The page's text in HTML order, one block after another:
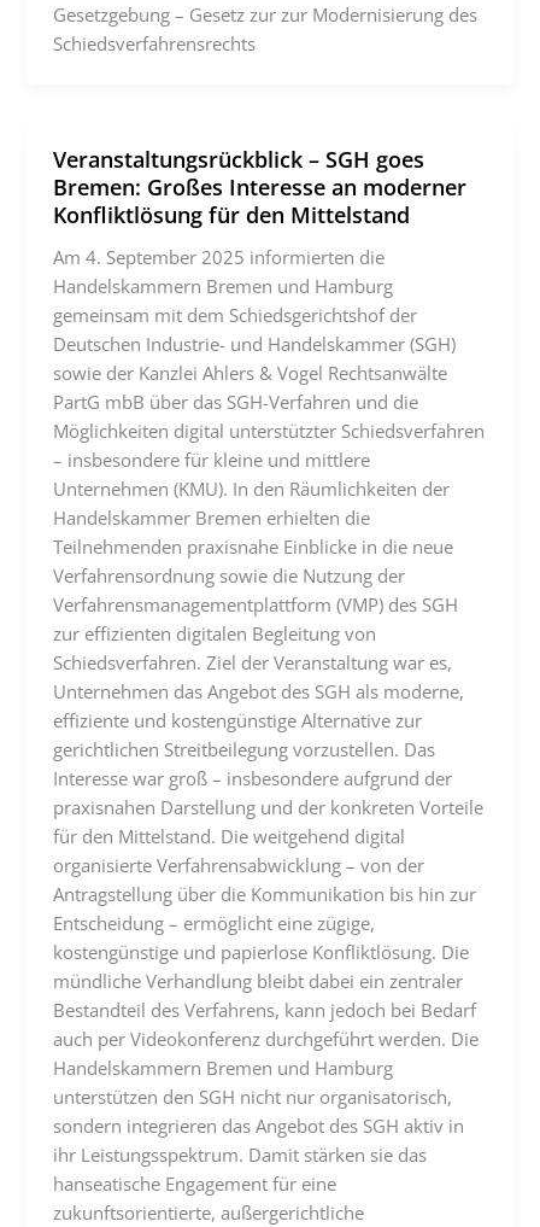
Gesetzgebung – Gesetz zur zur Modernisierung des
Schiedsverfahrensrechts
Veranstaltungsrückblick – SGH goes
Bremen: Großes Interesse an moderner
Konfliktlösung für den Mittelstand
Am 4. September 2025 informierten die
Handelskammern Bremen und Hamburg
gemeinsam mit dem Schiedsgerichtshof der
Deutschen Industrie- und Handelskammer (SGH)
sowie der Kanzlei Ahlers & Vogel Rechtsanwälte
PartG mbB über das SGH-Verfahren und die
Möglichkeiten digital unterstützter Schiedsverfahren
– insbesondere für kleine und mittlere
Unternehmen (KMU). In den Räumlichkeiten der
Handelskammer Bremen erhielten die
Teilnehmenden praxisnahe Einblicke in die neue
Verfahrensordnung sowie die Nutzung der
Verfahrensmanagementplattform (VMP) des SGH
zur effizienten digitalen Begleitung von
Schiedsverfahren. Ziel der Veranstaltung war es,
Unternehmen das Angebot des SGH als moderne,
effiziente und kostengünstige Alternative zur
gerichtlichen Streitbeilegung vorzustellen. Das
Interesse war groß – insbesondere aufgrund der
praxisnahen Darstellung und der konkreten Vorteile
für den Mittelstand. Die weitgehend digital
organisierte Verfahrensabwicklung – von der
Antragstellung über die Kommunikation bis hin zur
Entscheidung – ermöglicht eine zügige,
kostengünstige und papierlose Konfliktlösung. Die
mündliche Verhandlung bleibt dabei ein zentraler
Bestandteil des Verfahrens, kann jedoch bei Bedarf
auch per Videokonferenz durchgeführt werden. Die
Handelskammern Bremen und Hamburg
unterstützen den SGH nicht nur organisatorisch,
sondern integrieren das Angebot des SGH aktiv in
ihr Leistungsspektrum. Damit stärken sie das
hanseatische Engagement für eine
zukunftsorientierte, außergerichtliche